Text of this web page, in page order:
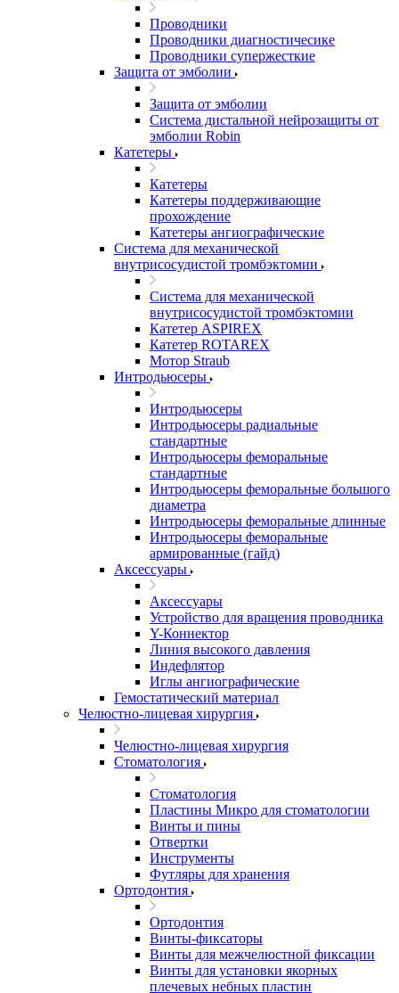
Проводники
Проводники диагностичесике
Проводники супержесткие
Защита от эмболии
Защита от эмболии
Cистема дистальной нейрозащиты от
эмболии Robin
Катетеры
Катетеры
Катетеры поддерживающие
прохождение
Катетеры ангиографические
Система для механической
внутрисосудистой тромбэктомии
Система для механической
внутрисосудистой тромбэктомии
Катетер ASPIREX
Катетер ROTAREX
Мотор Straub
Интродьюсеры
Интродьюсеры
Интродьюсеры радиальные
стандартные
Интродьюсеры феморальные
стандартные
Интродьюсеры феморальные большого
диаметра
Интродьюсеры феморальные длинные
Интродьюсеры феморальные
армированные (гайд)
Аксессуары
Аксессуары
Устройство для вращения проводника
Y-Коннектор
Линия высокого давления
Индефлятор
Иглы ангиографические
Гемостатический материал
Челюстно-лицевая хирургия
Челюстно-лицевая хирургия
Стоматология
Стоматология
Пластины Микро для стоматологии
Винты и пины
Отвертки
Инструменты
Футляры для хранения
Ортодонтия
Ортодонтия
Винты-фиксаторы
Винты для межчелюстной фиксации
Винты для установки якорных
плечевых небных пластин